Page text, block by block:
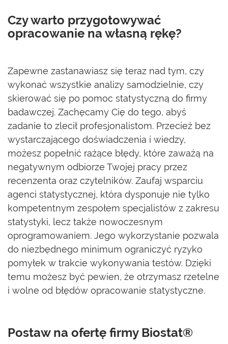
Czy warto przygotowywać
opracowanie na własną rękę?
Zapewne zastanawiasz się teraz nad tym, czy
wykonać wszystkie analizy samodzielnie, czy
skierować się po pomoc statystyczną do firmy
badawczej. Zachęcamy Cię do tego, abyś
zadanie to zlecił profesjonalistom. Przecież bez
wystarczającego doświadczenia i wiedzy,
możesz popełnić rażące błędy, które zaważą na
negatywnym odbiorze Twojej pracy przez
recenzenta oraz czytelników. Zaufaj wsparciu
agenci statystycznej, która dysponuje nie tylko
kompetentnym zespołem specjalistów z zakresu
statystyki, lecz także nowoczesnym
oprogramowaniem. Jego wykorzystanie pozwala
do niezbędnego minimum ograniczyć ryzyko
pomyłek w trakcie wykonywania testów. Dzięki
temu możesz być pewien, że otrzymasz rzetelne
i wolne od błędów opracowanie statystyczne.
Postaw na ofertę firmy Biostat®